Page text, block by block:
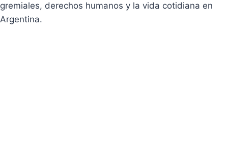
gremiales, derechos humanos y la vida cotidiana en
Argentina.